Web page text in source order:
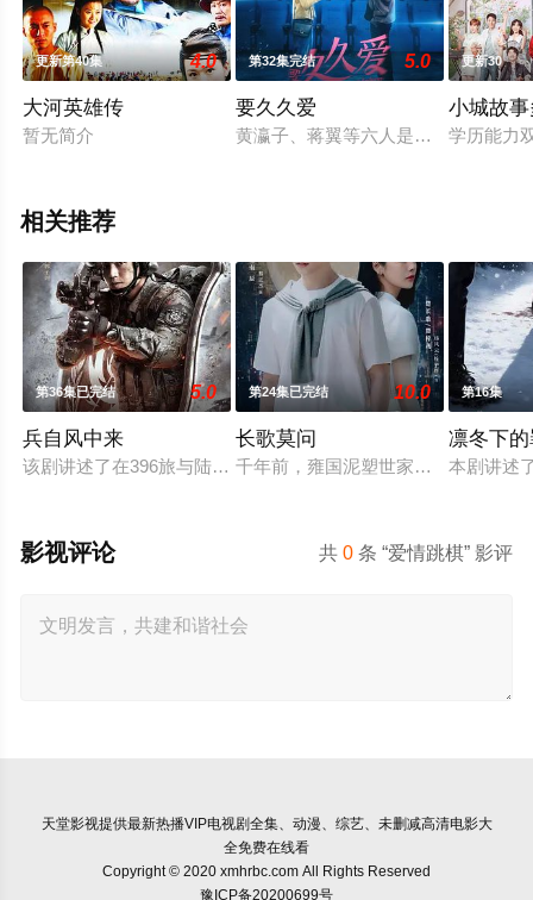
更新第40集 4.0
大河英雄传
暂无简介
第32集完结 5.0
要久久爱
黄瀛子、蒋翼等六人是杭天城一起长
更新30
小城故
学历能力
相关推荐
第36集已完结 5.0
兵自风中来
该剧讲述了在396旅与陆军步兵学院联合举办的小型军事演习中
第24集已完结 10.0
长歌莫问
千年前，雍国泥塑世家楚门因进贡的
第16集
凛冬下
本剧讲述
共0 条 “爱情跳棋” 影评
影视评论
天堂影视提供最新热播VIP电视剧全集、动漫、综艺、未删减高清电影大
全免费在线看
Copyright © 2020 xmhrbc.com All Rights Reserved
豫ICP备20200699号